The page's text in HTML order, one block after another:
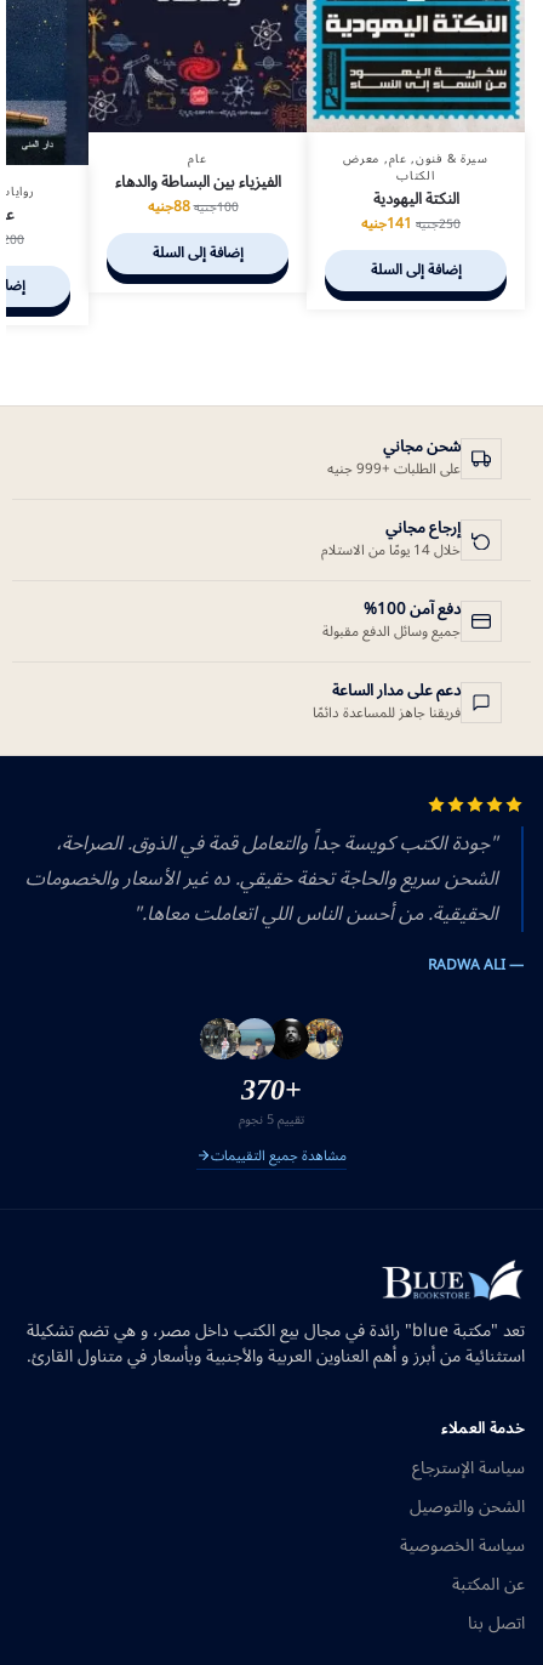
سيرة & فنون,عام, معرض
الكتاب
النكتة اليهودية
250جنيه 141جنيه
إضافة إلى السلة
عام
الفيزياء بين البساطة والدهاء
100جنيه88جنيه
إضافة إلى السلة
200
شحن مجاني
على الطلبات +999 جنيه
إرجاع مجاني
خلال 14 يومًا من الاستلام
دفع آمن 100%
جميع وسائل الدفع مقبولة
دعم على مدار الساعة
فريقنا جاهز للمساعدة دائمًا
"جودة الكتب كويسة جداً والتعامل قمة في الذوق. الصراحة،
الشحن سريع والحاجة تحفة حقيقي. ده غير الأسعار والخصومات
الحقيقية. من أحسن الناس اللي اتعاملت معاها."
— RADWA ALI
+370
تقييم 5 نجوم
مشاهدة جميع التقييمات
تعد "مكتبة blue" رائدة في مجال بيع الكتب داخل مصر، و هي تضم تشكيلة
استثنائية من أبرز و أهم العناوين العربية والأجنبية وبأسعار في متناول القارئ.
خدمة العملاء
سياسة الإسترجاع
الشحن والتوصيل
سياسة الخصوصية
عن المكتبة
اتصل بنا